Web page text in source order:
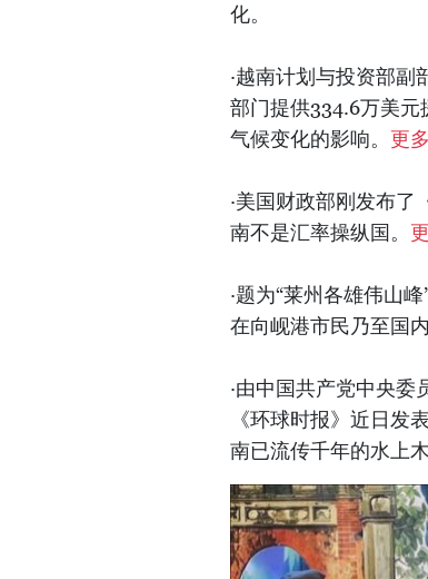
化。
·越南计划与投资部副
部门提供334.6万美
气候变化的影响。 更多
·美国财政部刚发布
南不是汇率操纵国。
·题为“莱州各雄伟山
在向岘港市民乃至国
·由中国共产党中央
《环球时报》近日发
南已流传千年的水上木